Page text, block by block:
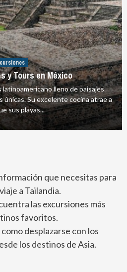
y Tours en México
lleno de paisajes
únicas. Su excelente cocina atrae a
sus playas...
que necesitas para
a Tailandia.
las excursiones más
favoritos.
desplazarse con los
los destinos de Asia.